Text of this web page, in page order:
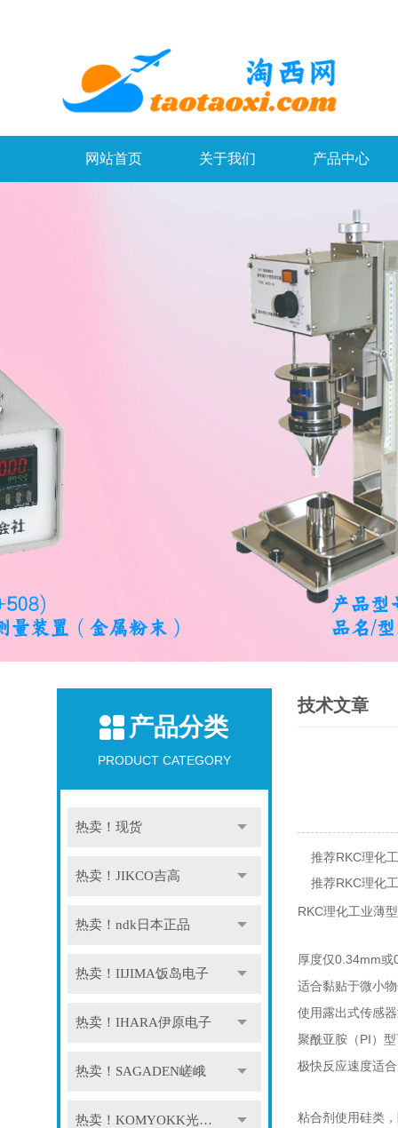
网站首页 关于我们 产品中心
产品分类
PRODUCT CATEGORY
热卖！现货
热卖！JIKCO吉高
热卖！ndk日本正品
热卖！IIJIMA饭岛电子
热卖！IHARA伊原电子
热卖！SAGADEN嵯峨
热卖！KOMYOKK光明理化
技术文章
推荐RKC理化
推荐RKC理化
RKC理化工业薄
厚度仅0.34mm
适合黏贴于微小
使用露出式传感
聚酰亚胺（PI）
极快反应速度适
粘合剂使用硅类